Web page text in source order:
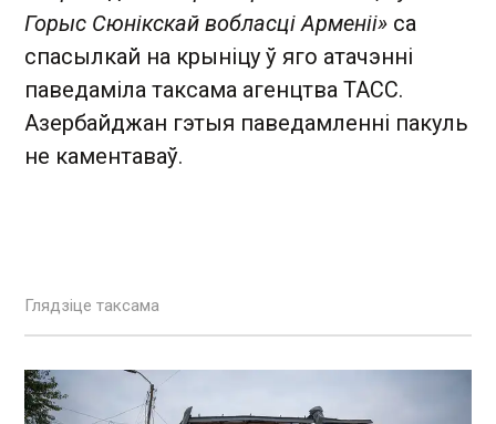
Горыс Сюнікскай вобласці Арменіі» са
спасылкай на крыніцу ў яго атачэнні
паведаміла таксама агенцтва ТАСС.
Азербайджан гэтыя паведамленні пакуль
не каментаваў.
Глядзіце таксама